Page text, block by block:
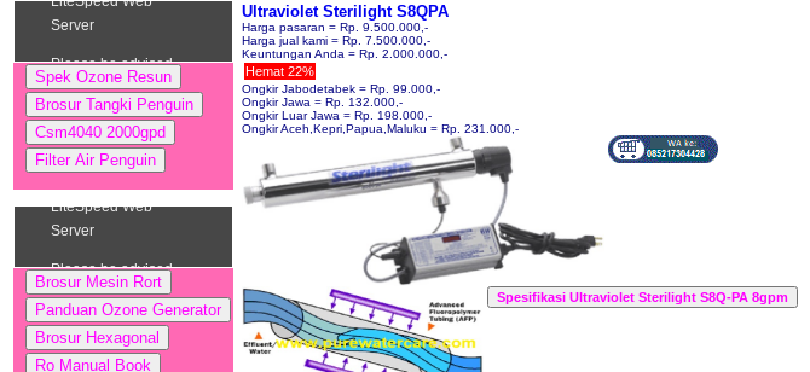
Ultraviolet Sterilight S8QPA
Harga pasaran = Rp. 9.500.000,-
Harga jual kami = Rp. 7.500.000,-
Keuntungan Anda = Rp. 2.000.000,-
Hemat 22%
Ongkir Jabodetabek = Rp. 99.000,-
Ongkir Jawa = Rp. 132.000,-
Ongkir Luar Jawa = Rp. 198.000,-
Ongkir Aceh,Kepri,Papua,Maluku = Rp. 231.000,-